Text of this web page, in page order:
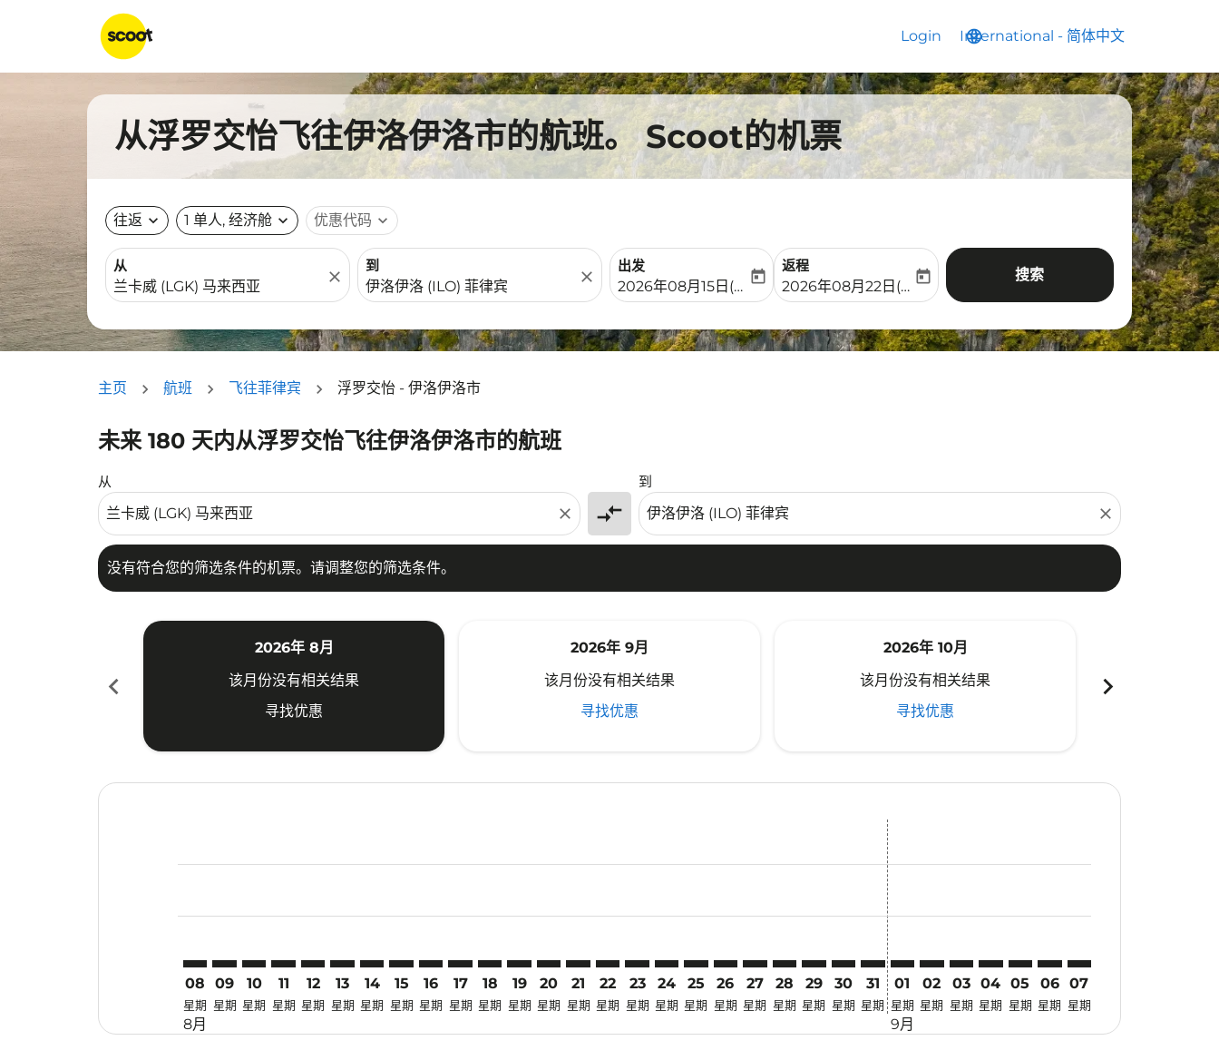
Login language
International - 简体中文
keyboard_arrow_down
从浮罗交怡飞往伊洛伊洛市的航班。 Scoot的机票
往返 expand_more 1 单人, 经济舱 expand_more 优惠代码 expand_more
从
close
到
close
出发
fc-booking-departure-date-aria-label
2026年08月15日(周六)
today
返程
fc-booking-return-date-aria-label
2026年08月22日(周六)
today 搜索
主页 航班 飞往菲律宾 浮罗交怡 - 伊洛伊洛市
未来 180 天内从浮罗交怡飞往伊洛伊洛市的航班
从
close compare_arrows
到
close
没有符合您的筛选条件的机票。请调整您的筛选条件。
没有符合您的筛选条件的机票。请调整您的筛选条件。
chevron_left
2026年 8月
该月份没有相关结果
寻找优惠
2026年 9月
该月份没有相关结果
寻找优惠
2026年 10月
该月份没有相关结果
寻找优惠
chevron_right
08
星期
8月
09
星期
10
星期
11
星期
12
星期
13
星期
14
星期
15
星期
16
星期
17
星期
18
星期
19
星期
20
星期
21
星期
LGK–ILO: cmp-view-offers-disclaimer. 寻找优惠
22
星期
LGK–ILO: cmp-view-offers-disclaimer. 寻找优惠
23
星期
LGK–ILO: cmp-view-offers-disclaimer. 寻找优惠
24
星期
LGK–ILO: cmp-view-offers-disclaimer. 寻找优惠
25
星期
LGK–ILO: cmp-view-offers-disclaimer. 寻找优惠
26
星期
LGK–ILO: cmp-view-offers-disclaimer. 寻找优惠
27
星期
LGK–ILO: cmp-view-offers-disclaimer. 寻找优惠
28
星期
LGK–ILO: cmp-view-offers-disclaimer. 寻找优惠
29
星期
LGK–ILO: cmp-view-offers-disclaimer. 寻找优惠
30
星期
LGK–ILO: cmp-view-offers-disclaimer. 寻找优惠
31
星期
01
星期
9月
02
星期
03
星期
04
星期
05
星期
06
星期
07
星期